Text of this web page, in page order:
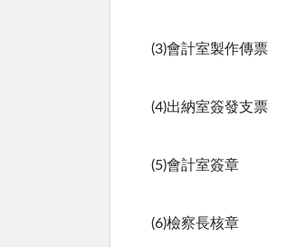
(3)會計室製作傳票
(4)出納室簽發支票
(5)會計室簽章
(6)檢察長核章